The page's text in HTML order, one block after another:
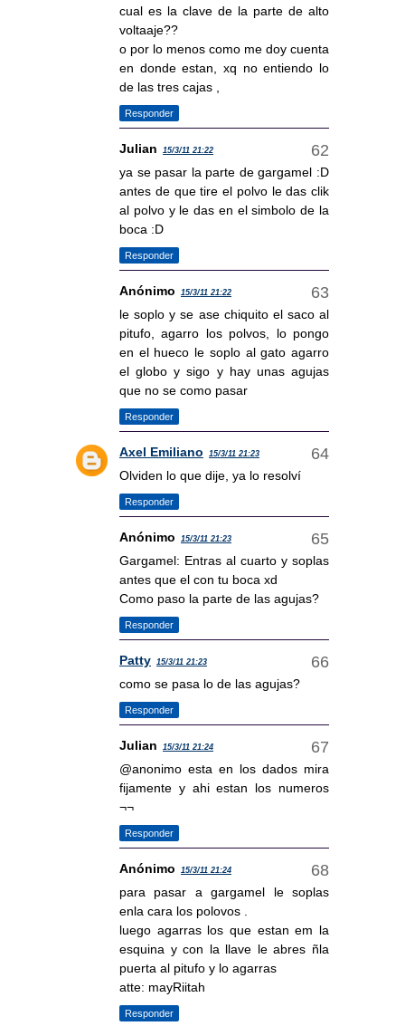
cual es la clave de la parte de alto
voltaaje??
o por lo menos como me doy cuenta
en donde estan, xq no entiendo lo
de las tres cajas ,
Responder
Julian 15/3/11 21:22
ya se pasar la parte de gargamel :D
antes de que tire el polvo le das clik
al polvo y le das en el simbolo de la
boca :D
Responder
Anónimo 15/3/11 21:22
le soplo y se ase chiquito el saco al
pitufo, agarro los polvos, lo pongo
en el hueco le soplo al gato agarro
el globo y sigo y hay unas agujas
que no se como pasar
Responder
Axel Emiliano 15/3/11 21:23
Olviden lo que dije, ya lo resolví
Responder
Anónimo 15/3/11 21:23
Gargamel: Entras al cuarto y soplas
antes que el con tu boca xd
Como paso la parte de las agujas?
Responder
Patty 15/3/11 21:23
como se pasa lo de las agujas?
Responder
Julian 15/3/11 21:24
@anonimo esta en los dados mira
fijamente y ahi estan los numeros
¬¬
Responder
Anónimo 15/3/11 21:24
para pasar a gargamel le soplas
enla cara los polovos .
luego agarras los que estan em la
esquina y con la llave le abres ñla
puerta al pitufo y lo agarras
atte: mayRiitah
Responder